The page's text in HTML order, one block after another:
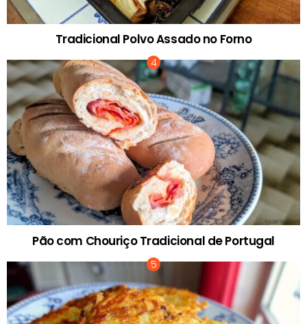
Tradicional Polvo Assado no Forno
Pão com Chouriço Tradicional de Portugal